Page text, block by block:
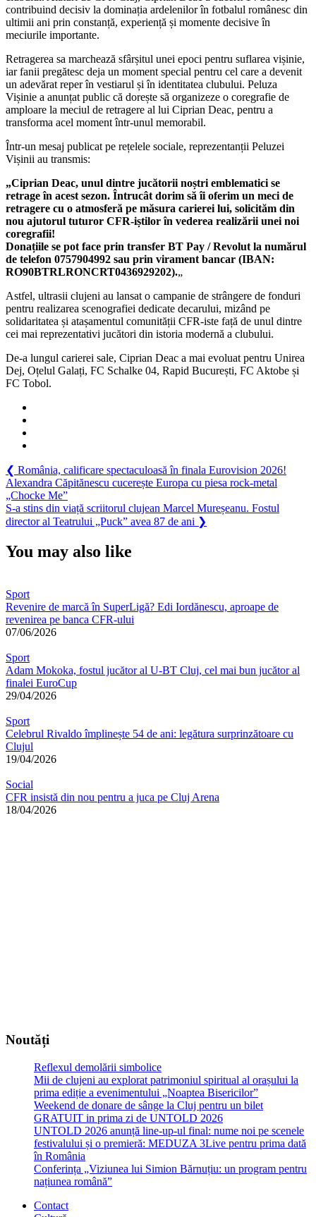
contribuind decisiv la dominația ardelenilor în fotbalul românesc din
ultimii ani prin constanță, experiență și momente decisive în
meciurile importante.
Retragerea sa marchează sfârșitul unei epoci pentru suflarea vișinie,
iar fanii pregătesc deja un moment special pentru cel care a devenit
un adevărat reper în vestiarul și în identitatea clubului. Peluza
Vișinie a anunțat public că dorește să organizeze o coregrafie de
amploare la meciul de retragere al lui Ciprian Deac, pentru a
transforma acel moment într-unul memorabil.
Într-un mesaj publicat pe rețelele sociale, reprezentanții Peluzei
Vișinii au transmis:
„Ciprian Deac, unul dintre jucătorii noștri emblematici se
retrage în acest sezon. Întrucât dorim să îi oferim un meci de
retragere cu o atmosferă pe măsura carierei lui, solicităm din
nou ajutorul tuturor CFR-iștilor în vederea realizării unei noi
coregrafii!
Donațiile se pot face prin transfer BT Pay / Revolut la numărul
de telefon 0757904992 sau prin virament bancar (IBAN:
RO90BTRLRONCRT0436929202).„
Astfel, ultrasii clujeni au lansat o campanie de strângere de fonduri
pentru realizarea scenografiei dedicate decarului, mizând pe
solidaritatea și atașamentul comunității CFR-iste față de unul dintre
cei mai reprezentativi jucători din istoria modernă a clubului.
De-a lungul carierei sale, Ciprian Deac a mai evoluat pentru Unirea
Dej, Oțelul Galați, FC Schalke 04, Rapid București, FC Aktobe și
FC Tobol.
Navigare
în
articole
❮ Previous
Post:
România, calificare spectaculoasă în finala Eurovision 2026!
Alexandra Căpitănescu cucerește Europa cu piesa rock-metal
„Chocke Me”
Next
Post:
S-a stins din viață scriitorul clujean Marcel Mureșeanu. Fostul
director al Teatrului „Puck” avea 87 de ani ❯
You may also like
Sport
Revenire de marcă în SuperLigă? Edi Iordănescu, aproape de
revenirea pe banca CFR-ului
07/06/2026
Sport
Adam Mokoka, fostul jucător al U-BT Cluj, cel mai bun jucător al
finalei EuroCup
29/04/2026
Sport
Celebrul Rivaldo împlinește 54 de ani: legătura surprinzătoare cu
Clujul
19/04/2026
Social
CFR insistă din nou pentru a juca pe Cluj Arena
18/04/2026
Noutăți
Reflexul demolării simbolice
Mii de clujeni au explorat patrimoniul spiritual al orașului la
prima ediție a evenimentului „Noaptea Bisericilor”
Weekend de donare de sânge la Cluj pentru un bilet
GRATUIT in prima zi de UNTOLD 2026
UNTOLD 2026 anunță line-up-ul final: nume noi pe scenele
festivalului și o premieră: MEDUZA 3Live pentru prima dată
în România
Conferința „Viziunea lui Simion Bărnuțiu: un program pentru
națiunea română”
Contact